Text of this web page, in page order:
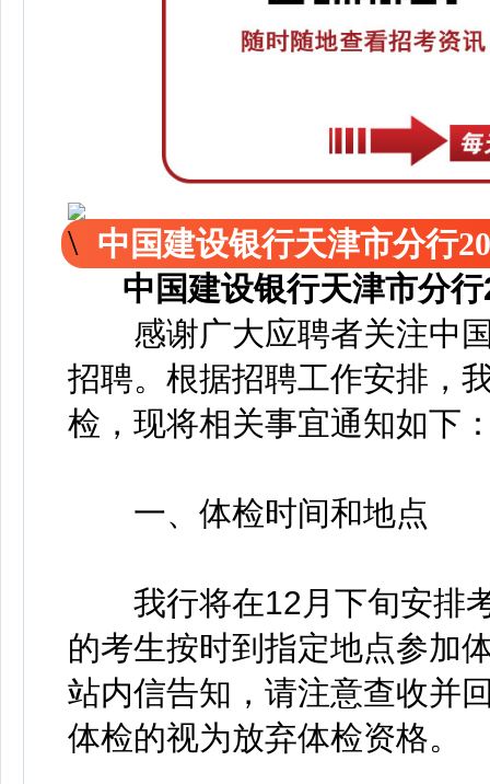
中国建设银行天津市分行
中国建设银行天津市分
感谢广大应聘者关注中国
招聘。根据招聘工作安排，
检，现将相关事宜通知如下
一、体检时间和地点
我行将在12月下旬安排考
的考生按时到指定地点参加
站内信告知，请注意查收并
体检的视为放弃体检资格。